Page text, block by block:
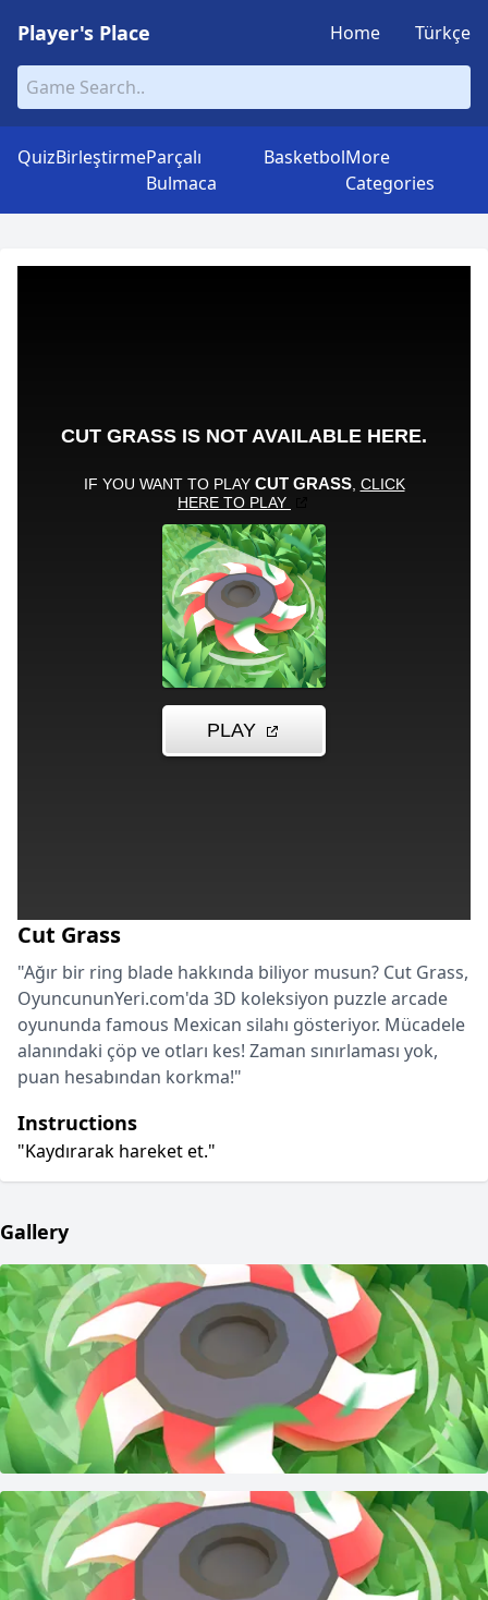
Player's Place Home Türkçe
QuizBirleştirmeParçalı
Bulmaca
BasketbolMore
Categories
Cut Grass
"Ağır bir ring blade hakkında biliyor musun? Cut Grass,
OyuncununYeri.com'da 3D koleksiyon puzzle arcade
oyununda famous Mexican silahı gösteriyor. Mücadele
alanındaki çöp ve otları kes! Zaman sınırlaması yok,
puan hesabından korkma!"
Instructions
"Kaydırarak hareket et."
Gallery